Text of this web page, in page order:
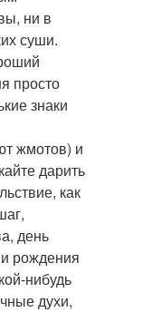
ни в
суши.
просто
знаки
жмотов) и
дарить
как
день
рождения
нибудь
духи,